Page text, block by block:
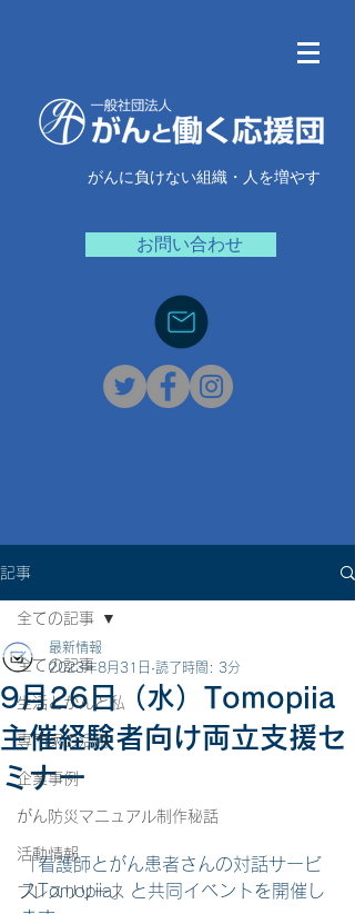
がんに負けない組織・人を増やす
お問い合わせ
記事
全ての記事
生活とがんと私
専門家の活用
企業事例
がん防災マニュアル制作秘話
活動情報
プレスリリース
全ての記事
9月26日（水）Tomopiia
主催経験者向け両立支援セ
ミナー
最新情報
2023年8月31日 読了時間: 3分
「看護師とがん患者さんの対話サービ
スTomopiia」と共同イベントを開催し